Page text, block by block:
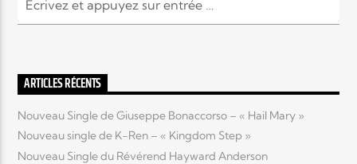
Elyon Kids
ARTICLES RÉCENTS
Nouveau Single de Giuseppe Bonaccorso – « Hail Mary »
Nouveau single de K-Ren – « Kingdom Step »
Nouveau Single du Révérend Hayward Anderson